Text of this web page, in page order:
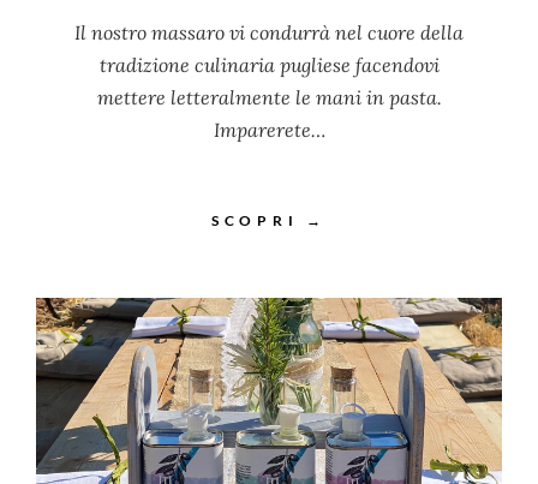
Il nostro massaro vi condurrà nel cuore della
tradizione culinaria pugliese facendovi
mettere letteralmente le mani in pasta.
Imparerete…
SCOPRI →